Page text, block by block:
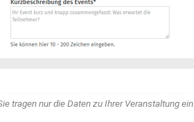
tragen nur die Daten zu Ihrer Veranstaltung ein.